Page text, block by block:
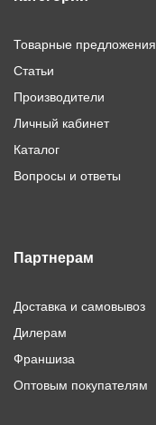
Товарные предложения
Статьи
Производители
Личный кабинет
Каталог
Вопросы и ответы
Партнерам
Доставка и самовывоз
Дилерам
Франшиза
Оптовым покупателям